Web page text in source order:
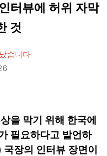
터뷰에 허위 자막
것
습니다
을 막기 위해 한국에
필요하다고 발언하
장의 인터뷰 장면이